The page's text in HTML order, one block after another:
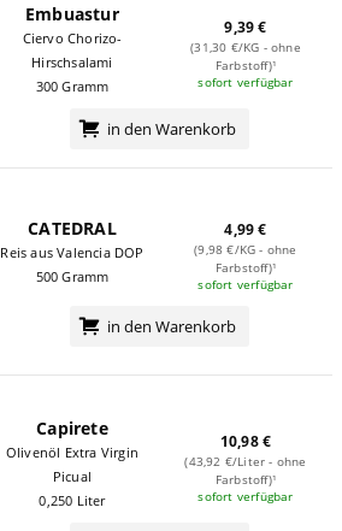
Embuastur
Ciervo Chorizo-
Hirschsalami
300 Gramm
9,39 €
(31,30 €/KG - ohne
Farbstoff)¹
sofort verfügbar
in den Warenkorb
CATEDRAL
Reis aus Valencia DOP
500 Gramm
4,99 €
(9,98 €/KG - ohne
Farbstoff)¹
sofort verfügbar
in den Warenkorb
Capirete
Olivenöl Extra Virgin
Picual
0,250 Liter
10,98 €
(43,92 €/Liter - ohne
Farbstoff)¹
sofort verfügbar